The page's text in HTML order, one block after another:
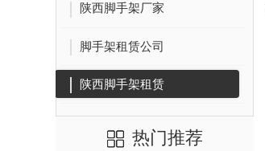
陕西脚手架厂家
脚手架租赁公司
陕西脚手架租赁
热门推荐